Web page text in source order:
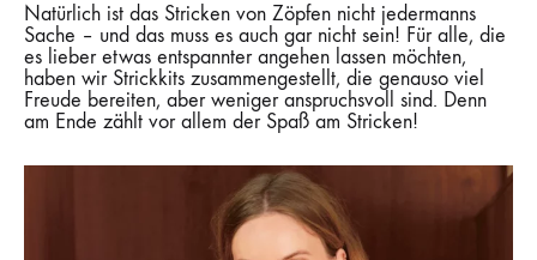
Natürlich ist das Stricken von Zöpfen nicht jedermanns
Sache – und das muss es auch gar nicht sein! Für alle, die
es lieber etwas entspannter angehen lassen möchten,
haben wir Strickkits zusammengestellt, die genauso viel
Freude bereiten, aber weniger anspruchsvoll sind. Denn
am Ende zählt vor allem der Spaß am Stricken!